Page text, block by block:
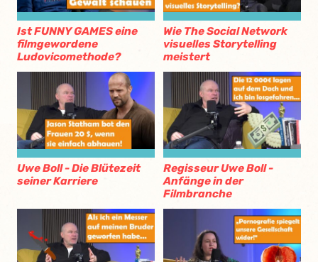
Ist FUNNY GAMES eine
filmgewordene
Ludovicomethode?
Wie The Social Network
visuelles Storytelling
meistert
Uwe Boll - Die Blütezeit
seiner Karriere
Regisseur Uwe Boll -
Anfänge in der
Filmbranche